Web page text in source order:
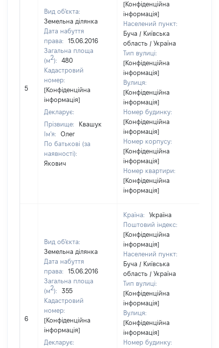
5
Вид об'єкта:
Земельна ділянка
Дата набуття
права:
15.06.2016
Загальна площа
(м2):
480
Кадастровий
номер:
[Конфіденційна
інформація]
Декларує:
Прізвище:
Квашук
Ім'я:
Олег
По батькові (за
наявності):
Якович
[Конфіденційна
інформація]
Населений пункт:
Буча / Київська
область / Україна
Тип вулиці:
[Конфіденційна
інформація]
Вулиця:
[Конфіденційна
інформація]
Номер будинку:
[Конфіденційна
інформація]
Номер корпусу:
[Конфіденційна
інформація]
Номер квартири:
[Конфіденційна
інформація]
6
Вид об'єкта:
Земельна ділянка
Дата набуття
права:
15.06.2016
Загальна площа
(м2):
355
Кадастровий
номер:
[Конфіденційна
інформація]
Декларує:
Країна:
Україна
Поштовий індекс:
[Конфіденційна
інформація]
Населений пункт:
Буча / Київська
область / Україна
Тип вулиці:
[Конфіденційна
інформація]
Вулиця:
[Конфіденційна
інформація]
Номер будинку: